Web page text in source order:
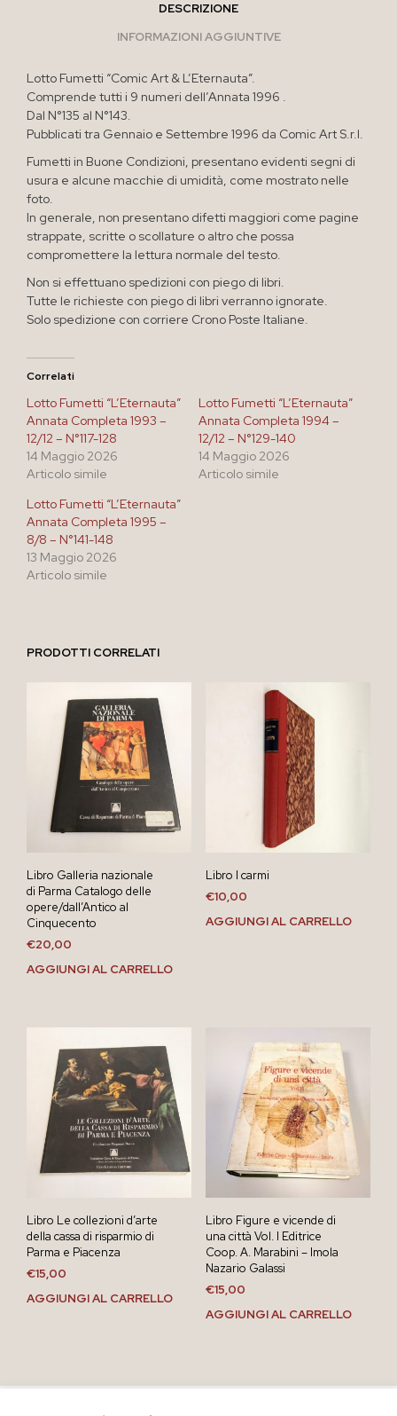
DESCRIZIONE
INFORMAZIONI AGGIUNTIVE
Lotto Fumetti “Comic Art & L’Eternauta”.
Comprende tutti i 9 numeri dell’Annata 1996 .
Dal N°135 al N°143.
Pubblicati tra Gennaio e Settembre 1996 da Comic Art S.r.l.
Fumetti in Buone Condizioni, presentano evidenti segni di
usura e alcune macchie di umidità, come mostrato nelle
foto.
In generale, non presentano difetti maggiori come pagine
strappate, scritte o scollature o altro che possa
compromettere la lettura normale del testo.
Non si effettuano spedizioni con piego di libri.
Tutte le richieste con piego di libri verranno ignorate.
Solo spedizione con corriere Crono Poste Italiane.
Correlati
Lotto Fumetti “L’Eternauta”
Annata Completa 1993 –
12/12 – N°117-128
14 Maggio 2026
Articolo simile
Lotto Fumetti “L’Eternauta”
Annata Completa 1994 –
12/12 – N°129-140
14 Maggio 2026
Articolo simile
Lotto Fumetti “L’Eternauta”
Annata Completa 1995 –
8/8 – N°141-148
13 Maggio 2026
Articolo simile
PRODOTTI CORRELATI
Libro Galleria nazionale
di Parma Catalogo delle
opere/dall’Antico al
Cinquecento
€20,00
AGGIUNGI AL CARRELLO
Libro I carmi
€10,00
AGGIUNGI AL CARRELLO
Libro Le collezioni d’arte
della cassa di risparmio di
Parma e Piacenza
€15,00
AGGIUNGI AL CARRELLO
Libro Figure e vicende di
una città Vol. I Editrice
Coop. A. Marabini – Imola
Nazario Galassi
€15,00
AGGIUNGI AL CARRELLO